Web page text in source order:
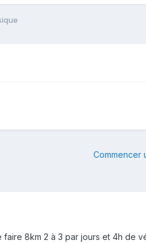
Commencer
8km 2 à 3 par jours et 4h de